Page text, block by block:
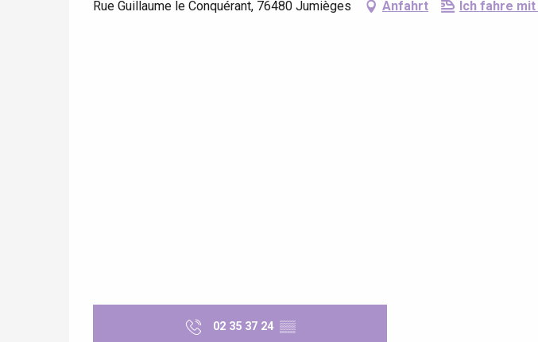
Rue Guillaume le Conquérant, 76480 Jumièges Anfahrt Ich fahre
02 35 37 24 ▒▒